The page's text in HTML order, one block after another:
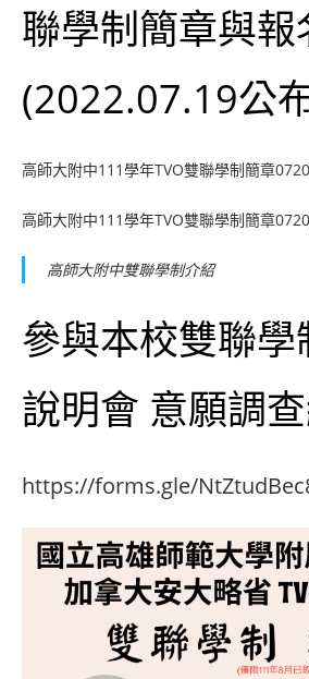
聯學制簡章與報
(2022.07.19公
高師大附中111學年TVO雙聯學制簡章
高師大附中111學年TVO雙聯學制簡章
高師大附中雙聯學制介紹
參與本校雙聯
說明會 意願調
https://forms.gle/